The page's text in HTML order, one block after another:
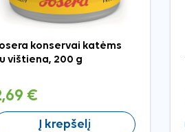
konservai katėms
vištiena, 200 g
€
Į krepšelį